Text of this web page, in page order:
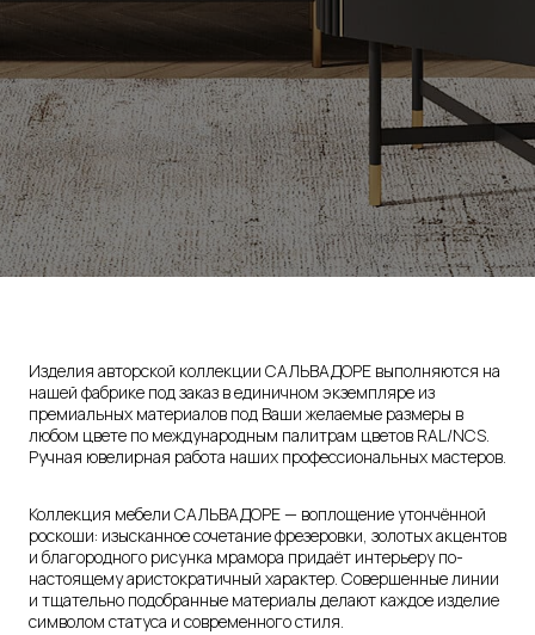
Изделия авторской коллекции САЛЬВАДОРЕ выполняются на
нашей фабрике под заказ в единичном экземпляре из
премиальных материалов под Ваши желаемые размеры в
любом цвете по международным палитрам цветов RAL/NCS.
Ручная ювелирная работа наших профессиональных мастеров.
Коллекция мебели САЛЬВАДОРЕ — воплощение утончённой
роскоши: изысканное сочетание фрезеровки, золотых акцентов
и благородного рисунка мрамора придаёт интерьеру по-
настоящему аристократичный характер. Совершенные линии
и тщательно подобранные материалы делают каждое изделие
символом статуса и современного стиля.